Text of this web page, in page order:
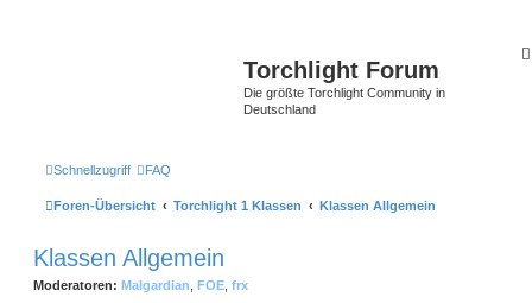
Torchlight Forum
Die größte Torchlight Community in
Deutschland
Schnellzugriff FAQ
Foren-Übersicht Torchlight 1 Klassen Klassen Allgemein
Klassen Allgemein
Moderatoren: Malgardian FOE frx